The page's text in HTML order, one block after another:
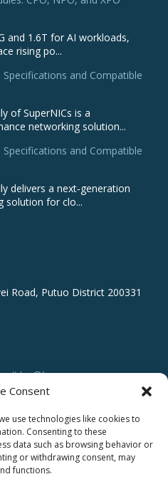
Consent
use technologies like cookies to
Consenting to these
data such as browsing behavior or
or withdrawing consent, may
functions.
and 1.6T for AI workloads,
rising po...
Specifications and Compatible
of SuperNICs is a
networking solution...
and Compatible
delivers a next‑generation
solution for clo...
Road, Putuo District 200331
# to @)
TELECOM TECH.